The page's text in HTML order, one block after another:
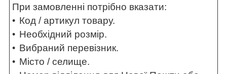
При замовленні потрібно вказати:
Код / артикул товару.
Необхідний розмір.
Вибраний перевізник.
Місто / селище.